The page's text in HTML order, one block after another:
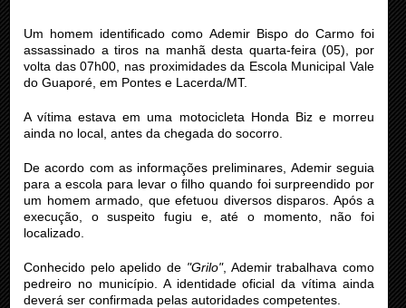
Um homem identificado como Ademir Bispo do Carmo foi
assassinado a tiros na manhã desta quarta-feira (05), por
volta das 07h00, nas proximidades da Escola Municipal Vale
do Guaporé, em Pontes e Lacerda/MT.
A vítima estava em uma motocicleta Honda Biz e morreu
ainda no local, antes da chegada do socorro.
De acordo com as informações preliminares, Ademir seguia
para a escola para levar o filho quando foi surpreendido por
um homem armado, que efetuou diversos disparos. Após a
execução, o suspeito fugiu e, até o momento, não foi
localizado.
Conhecido pelo apelido de "Grilo", Ademir trabalhava como
pedreiro no município. A identidade oficial da vítima ainda
deverá ser confirmada pelas autoridades competentes.